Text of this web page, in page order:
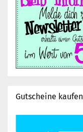
Gutscheine kaufen